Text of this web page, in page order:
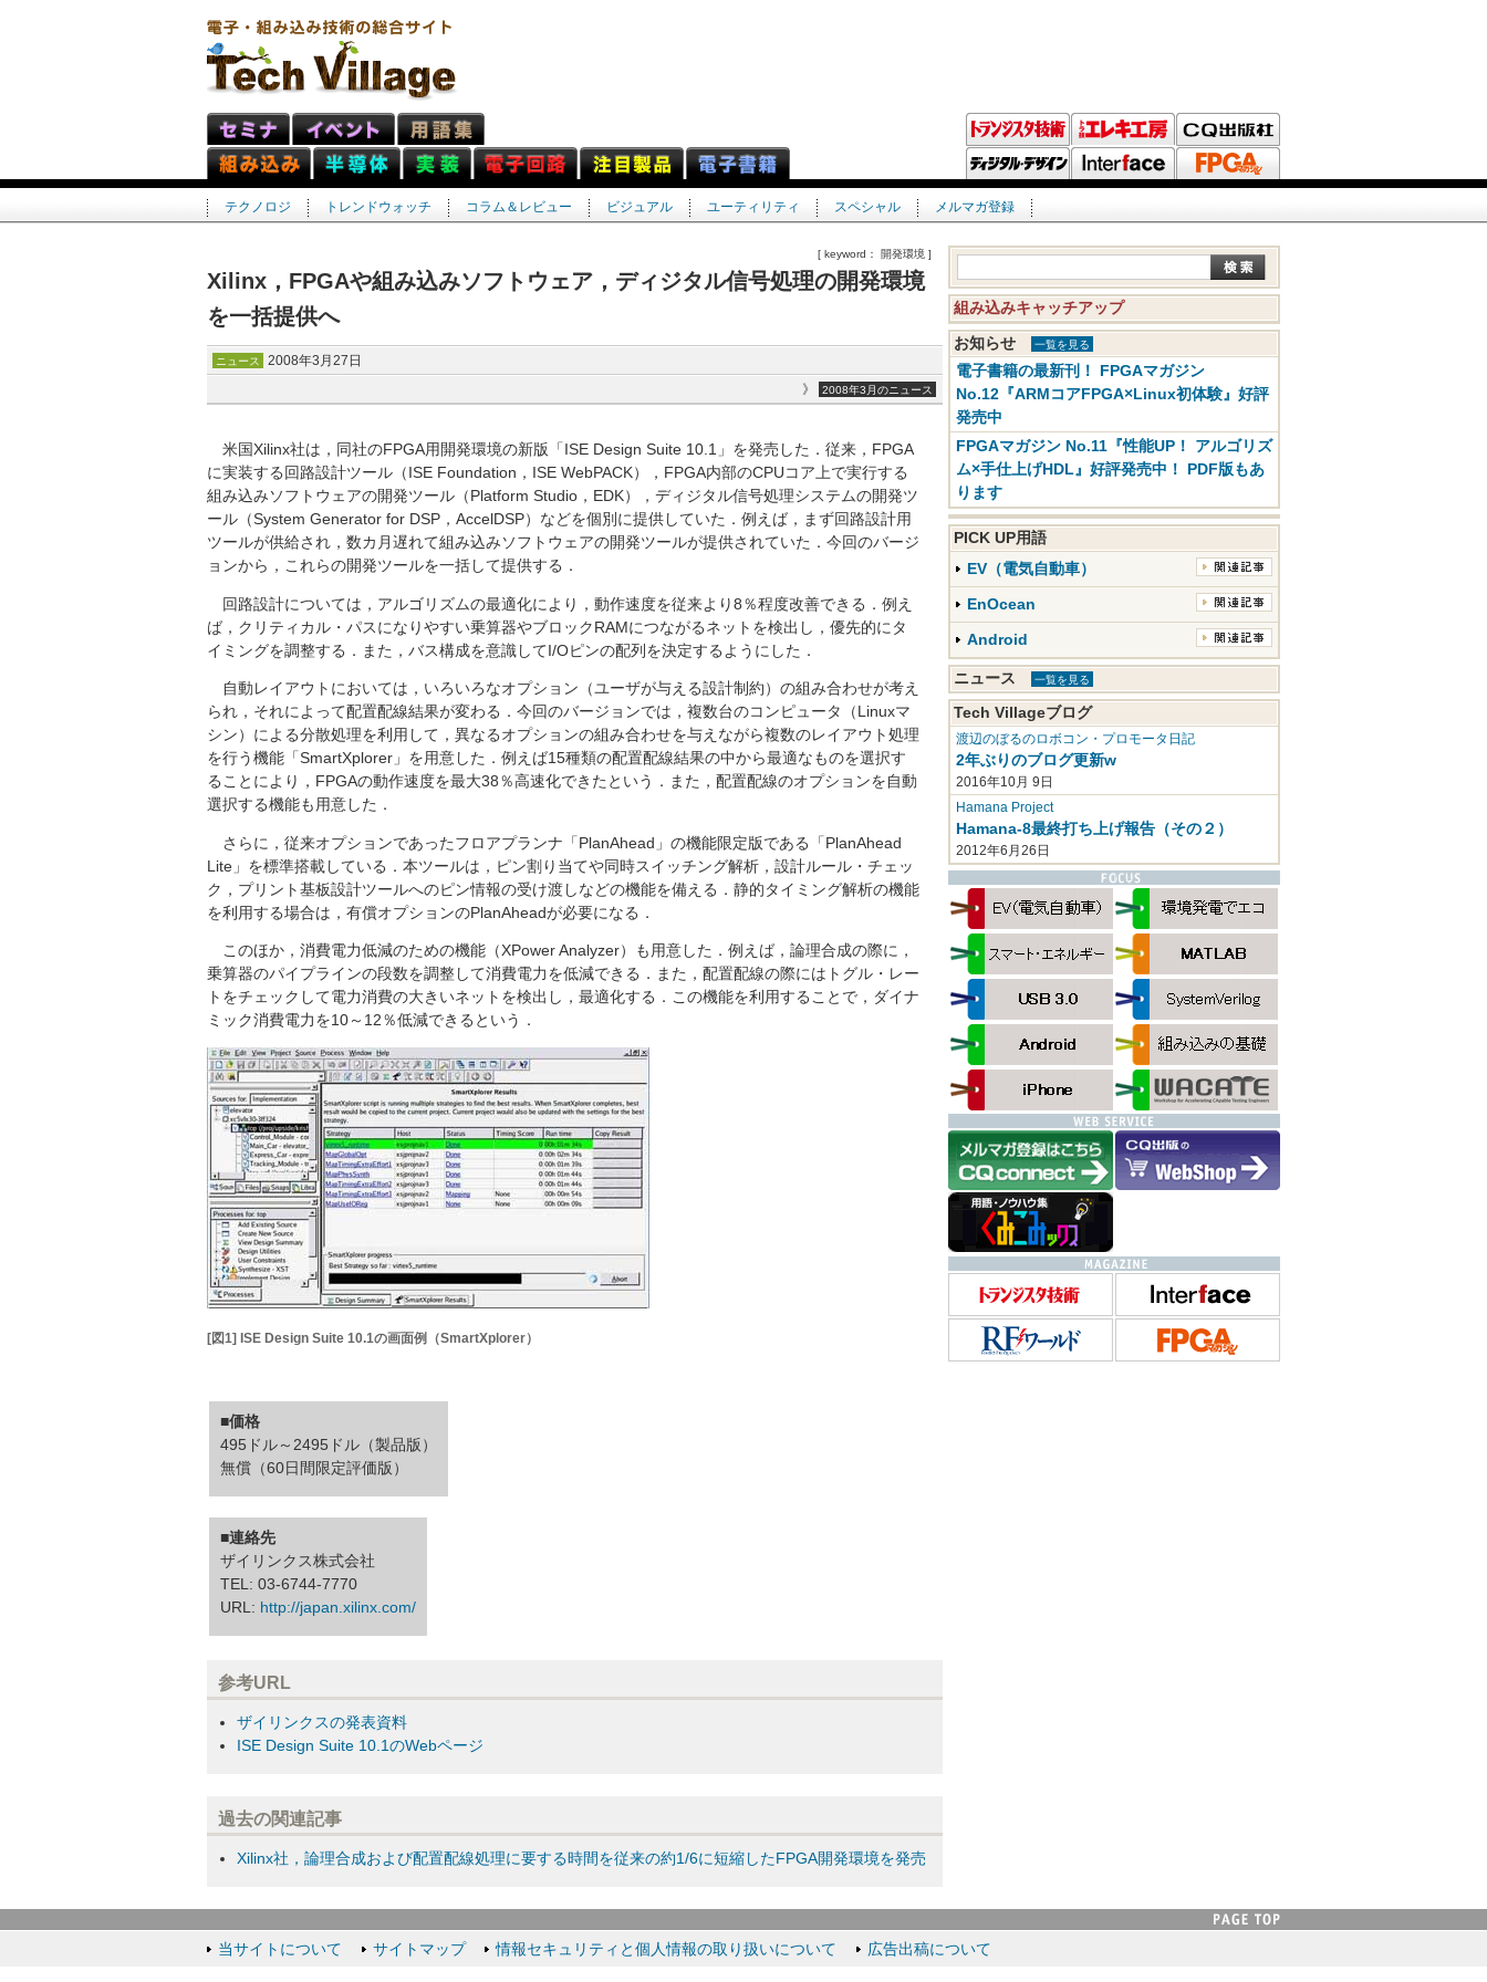
テクノロジ トレンドウォッチ コラム＆レビュー ビジュアル ユーティリティ スペシャル メルマガ登録
[ keyword： 開発環境 ]
Xilinx，FPGAや組み込みソフトウェア，ディジタル信号処理の開発環境
を一括提供へ
ニュース 2008年3月27日
》 2008年3月のニュース
米国Xilinx社は，同社のFPGA用開発環境の新版「ISE Design Suite 10.1」を発売した．従来，FPGA
に実装する回路設計ツール（ISE Foundation，ISE WebPACK），FPGA内部のCPUコア上で実行する
組み込みソフトウェアの開発ツール（Platform Studio，EDK），ディジタル信号処理システムの開発ツ
ール（System Generator for DSP，AccelDSP）などを個別に提供していた．例えば，まず回路設計用
ツールが供給され，数カ月遅れて組み込みソフトウェアの開発ツールが提供されていた．今回のバージ
ョンから，これらの開発ツールを一括して提供する．
回路設計については，アルゴリズムの最適化により，動作速度を従来より8％程度改善できる．例え
ば，クリティカル・パスになりやすい乗算器やブロックRAMにつながるネットを検出し，優先的にタ
イミングを調整する．また，バス構成を意識してI/Oピンの配列を決定するようにした．
自動レイアウトにおいては，いろいろなオプション（ユーザが与える設計制約）の組み合わせが考え
られ，それによって配置配線結果が変わる．今回のバージョンでは，複数台のコンピュータ（Linuxマ
シン）による分散処理を利用して，異なるオプションの組み合わせを与えながら複数のレイアウト処理
を行う機能「SmartXplorer」を用意した．例えば15種類の配置配線結果の中から最適なものを選択す
ることにより，FPGAの動作速度を最大38％高速化できたという．また，配置配線のオプションを自動
選択する機能も用意した．
さらに，従来オプションであったフロアプランナ「PlanAhead」の機能限定版である「PlanAhead
Lite」を標準搭載している．本ツールは，ピン割り当てや同時スイッチング解析，設計ルール・チェッ
ク，プリント基板設計ツールへのピン情報の受け渡しなどの機能を備える．静的タイミング解析の機能
を利用する場合は，有償オプションのPlanAheadが必要になる．
このほか，消費電力低減のための機能（XPower Analyzer）も用意した．例えば，論理合成の際に，
乗算器のパイプラインの段数を調整して消費電力を低減できる．また，配置配線の際にはトグル・レー
トをチェックして電力消費の大きいネットを検出し，最適化する．この機能を利用することで，ダイナ
ミック消費電力を10～12％低減できるという．
[図1] ISE Design Suite 10.1の画面例（SmartXplorer）
■価格
495ドル～2495ドル（製品版）
無償（60日間限定評価版）
■連絡先
ザイリンクス株式会社
TEL: 03-6744-7770
URL: http://japan.xilinx.com/
参考URL
ザイリンクスの発表資料
ISE Design Suite 10.1のWebページ
過去の関連記事
Xilinx社，論理合成および配置配線処理に要する時間を従来の約1/6に短縮したFPGA開発環境を発売
組み込みキャッチアップ
お知らせ 一覧を見る
電子書籍の最新刊！ FPGAマガジン
No.12『ARMコアFPGA×Linux初体験』好評
発売中
FPGAマガジン No.11『性能UP！ アルゴリズ
ム×手仕上げHDL』好評発売中！ PDF版もあ
ります
PICK UP用語
EV（電気自動車）
EnOcean
Android
ニュース 一覧を見る
Tech Villageブログ
渡辺のぼるのロボコン・プロモータ日記
2年ぶりのブログ更新w
2016年10月 9日
Hamana Project
Hamana-8最終打ち上げ報告（その２）
2012年6月26日
当サイトについて サイトマップ 情報セキュリティと個人情報の取り扱いについて 広告出稿について